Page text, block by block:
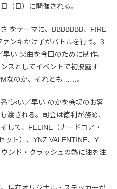
（日）に開催される。
”をテーマに、BBBBBBB、FIRE
ンキかけ子がバトルを行う。3
い”楽曲を今回のために制作。
スとしてイベントで初披露す
なのか、それとも……。
“速い／早い”のかを会場のお客
渡される。司会は徳利が務め、
して、FELINE（ナードコア・
ット）、YNZ VALENTINE、Y
ンド・クラッシュの熱に油を注